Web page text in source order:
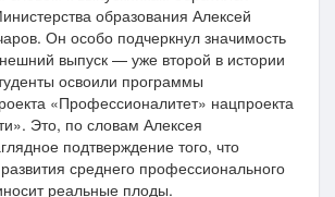
образования Алексей
Он особо подчеркнул значимость
выпуск — уже второй в истории
освоили программы
«Профессионалитет» нацпроекта
Это, по словам Алексея
подтверждение того, что
среднего профессионального
реальные плоды.